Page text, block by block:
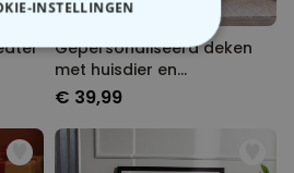
Gepersonaliseerd deken
met huisdier en
achtergrond
€ 39,99
INSTELLINGEN
OVERIGE